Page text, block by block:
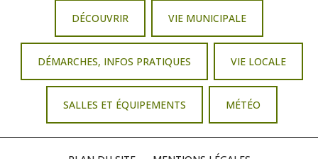
DÉCOUVRIR VIE MUNICIPALE
DÉMARCHES, INFOS PRATIQUES VIE LOCALE
SALLES ET ÉQUIPEMENTS MÉTÉO